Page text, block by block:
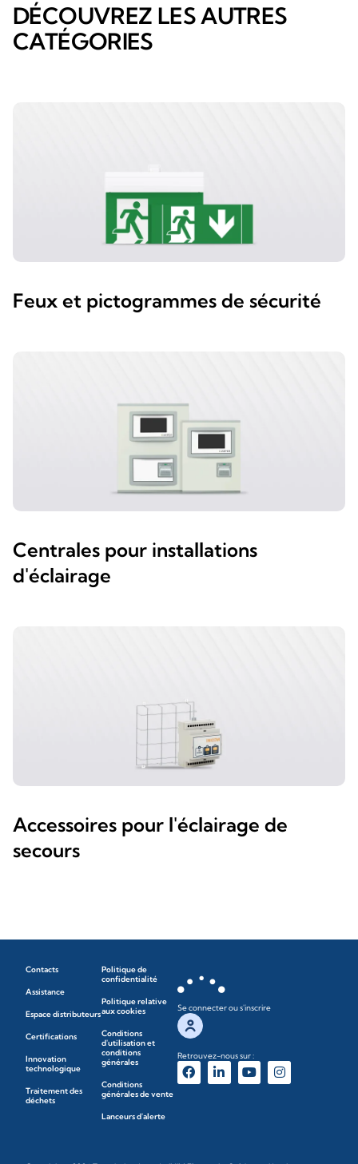
DÉCOUVREZ LES AUTRES
CATÉGORIES
Feux et pictogrammes de sécurité
Centrales pour installations
d'éclairage
Accessoires pour l'éclairage de
secours
Contacts
Assistance
Espace distributeurs
Certifications
Innovation
technologique
Traitement des
déchets
Politique de
confidentialité
Politique relative
aux cookies
Conditions
d'utilisation et
conditions
générales
Conditions
générales de vente
Lanceurs d'alerte
Se connecter ou s'inscrire
Retrouvez-nous sur :